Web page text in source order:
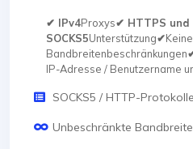
✔ IPv4Proxys✔ HTTPS und
SOCKS5Unterstützung✔Keine
Bandbreitenbeschränkungen
IP-Adresse / Benutzername
SOCKS5 / HTTP-Protokolle
Unbeschränkte Bandbreite